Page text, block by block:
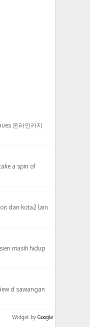
온라인카지
a spin of
dan kota2 lain
masih hidup
d sawangan
Widget by Google